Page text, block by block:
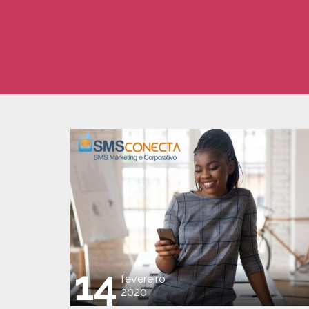
14 fevereiro
2020